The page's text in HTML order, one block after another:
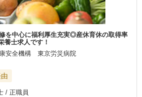
を中心に福利厚生充実◎産休育休の取得率
養士求人です！
安全機構 東京労災病院
/ 正職員